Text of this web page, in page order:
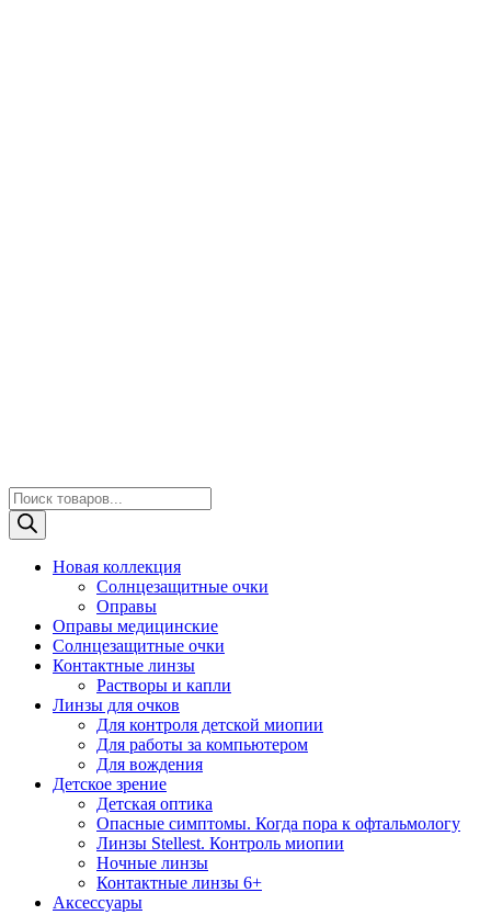
Поиск
товаров
Новая коллекция
Солнцезащитные очки
Оправы
Оправы медицинские
Солнцезащитные очки
Контактные линзы
Растворы и капли
Линзы для очков
Для контроля детской миопии
Для работы за компьютером
Для вождения
Детское зрение
Детская оптика
Опасные симптомы. Когда пора к офтальмологу
Линзы Stellest. Контроль миопии
Ночные линзы
Контактные линзы 6+
Аксессуары